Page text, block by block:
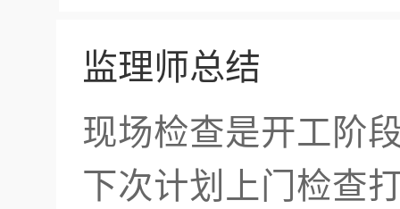
监理师总结
现场检查是开工阶
下次计划上门检查